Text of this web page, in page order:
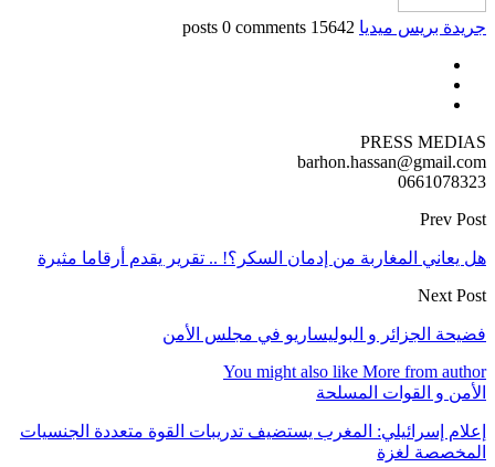
جريدة بريس ميديا 15642 posts
0 comments
PRESS MEDIAS
barhon.hassan@gmail.com
0661078323
Prev Post
هل يعاني المغاربة من إدمان السكر؟! .. تقرير يقدم أرقاما مثيرة
Next Post
فضيحة الجزائر و البوليساريو في مجلس الأمن
You might also like More from author
الأمن و القوات المسلحة
إعلام إسرائيلي: المغرب يستضيف تدريبات القوة متعددة الجنسيات
المخصصة لغزة